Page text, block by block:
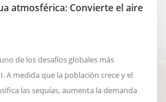
atmosférica: Convierte el aire
de los desafíos globales más
A medida que la población crece y el
las sequías, aumenta la demanda